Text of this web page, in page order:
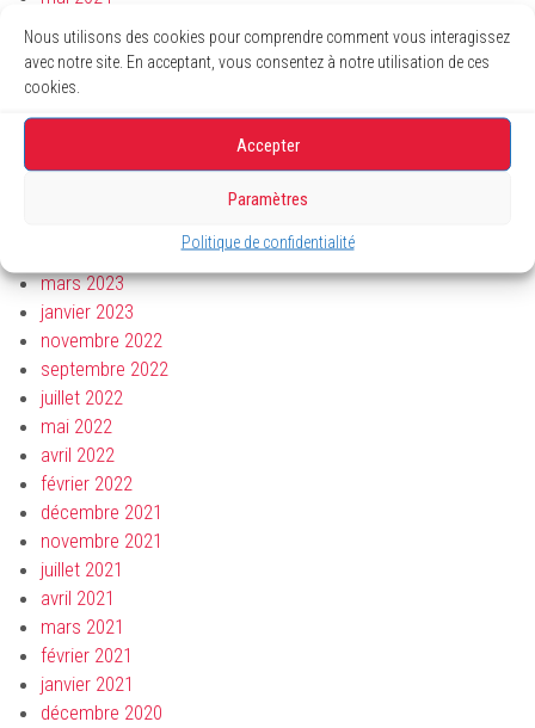
Nous utilisons des cookies pour comprendre comment vous interagissez
avec notre site. En acceptant, vous consentez à notre utilisation de ces
cookies.
Accepter
Paramètres
Politique de confidentialité
avril 2024
mars 2024
janvier 2024
novembre 2023
août 2023
mars 2023
janvier 2023
novembre 2022
septembre 2022
juillet 2022
mai 2022
avril 2022
février 2022
décembre 2021
novembre 2021
juillet 2021
avril 2021
mars 2021
février 2021
janvier 2021
décembre 2020